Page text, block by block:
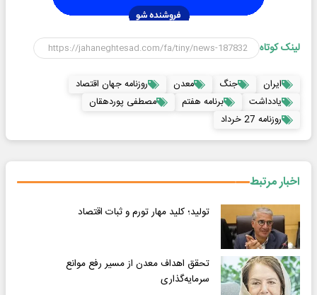
لینک کوتاه
ایران جنگ معدن
روزنامه جهان اقتصاد
یادداشت
برنامه هفتم
مصطفی پوردهقان
روزنامه 27 خرداد
اخبار مرتبط
تولید؛ کلید مهار تورم و ثبات اقتصاد
تحقق اهداف معدن از مسیر رفع موانع
سرمایه‌گذاری